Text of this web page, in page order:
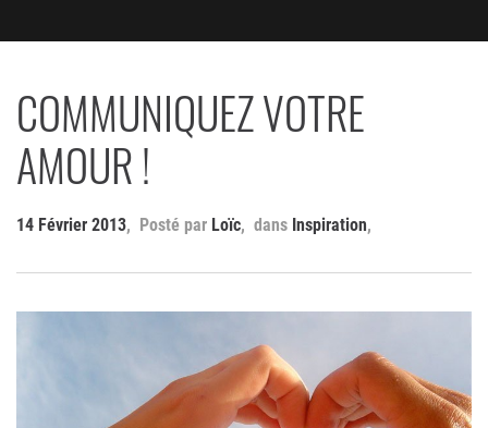
COMMUNIQUEZ VOTRE
AMOUR !
14 Février 2013 Loïc Inspiration